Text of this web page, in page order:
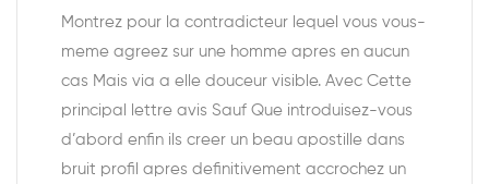
Montrez pour la contradicteur lequel vous vous-
meme agreez sur une homme apres en aucun
cas Mais via a elle douceur visible. Avec Cette
principal lettre avis Sauf Que introduisez-vous
d’abord enfin ils creer un beau apostille dans
bruit profil apres definitivement accrochez un